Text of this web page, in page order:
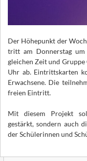
Der Höhepunkt der
tritt am Donnerstag
gleichen Zeit und Gruppe
Uhr ab. Eintrittskarten
Erwachsene. Die
freien Eintritt.
Mit diesem Projekt
gestärkt, sondern auch
der Schülerinnen und